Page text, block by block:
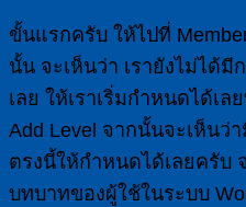
ขั้นแรกครับ ให้ไปที่
นั้น จะเห็นว่า เรายังไม่ได้
เลย ให้เราเริ่มกำหนดได้เ
Add Level จากนั้นจะเห็นว่
ตรงนี้ให้กำหนดได้เลยครับ
บทบาทของผู้ใช้ในระบบ